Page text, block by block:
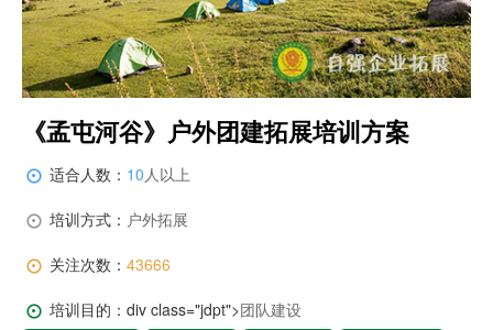
《孟屯河谷》户外团建拓展培训方案
 适合人数： 10 人以上
 培训方式： 户外拓展
 关注次数： 43666
 培训目的：div class="jdpt">团队建设